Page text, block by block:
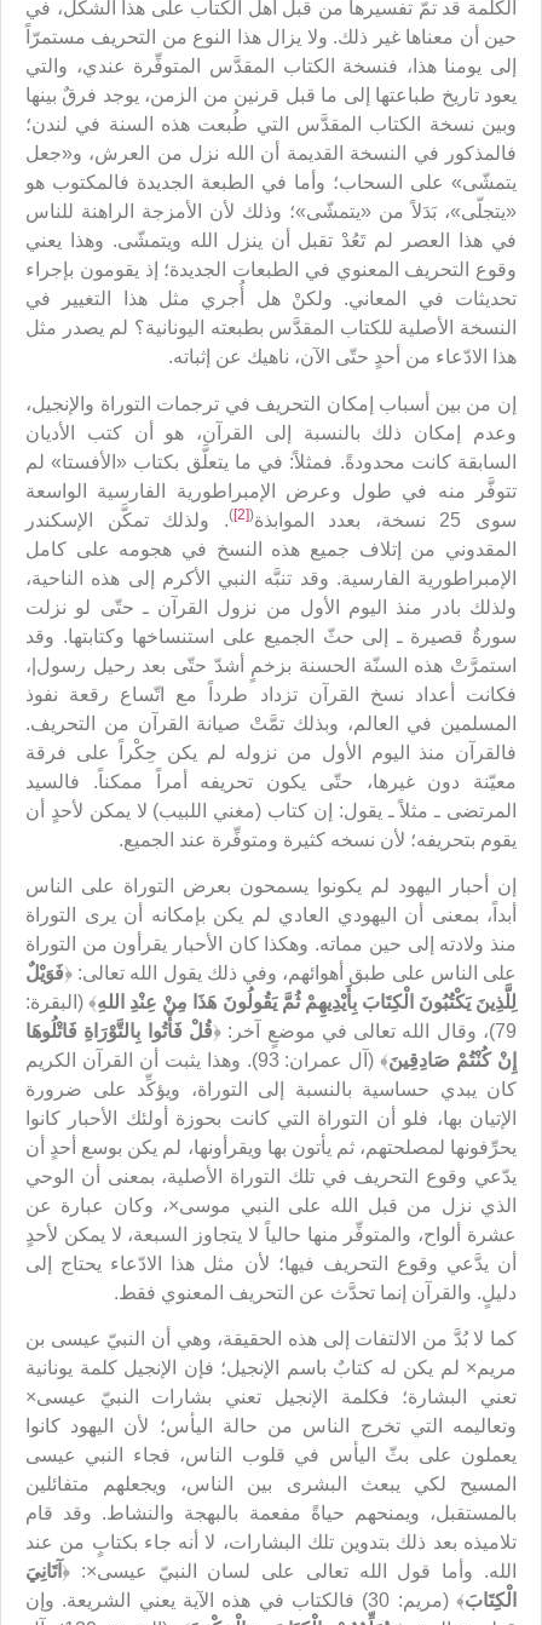
الكلمة قد تمّ تفسيرها من قبل أهل الكتاب على هذا الشكل، في
حين أن معناها غير ذلك. ولا يزال هذا النوع من التحريف مستمرّاً
إلى يومنا هذا، فنسخة الكتاب المقدَّس المتوفِّرة عندي، والتي
يعود تاريخ طباعتها إلى ما قبل قرنين من الزمن، يوجد فرقٌ بينها
وبين نسخة الكتاب المقدَّس التي طُبعت هذه السنة في لندن؛
فالمذكور في النسخة القديمة أن الله نزل من العرش، و«جعل
يتمشّى» على السحاب؛ وأما في الطبعة الجديدة فالمكتوب هو
«يتجلّى»، بَدَلاً من «يتمشّى»؛ وذلك لأن الأمزجة الراهنة للناس
في هذا العصر لم تَعُدْ تقبل أن ينزل الله ويتمشّى. وهذا يعني
وقوع التحريف المعنوي في الطبعات الجديدة؛ إذ يقومون بإجراء
تحديثات في المعاني. ولكنْ هل أُجري مثل هذا التغيير في
النسخة الأصلية للكتاب المقدَّس بطبعته اليونانية؟ لم يصدر مثل
هذا الادّعاء من أحدٍ حتّى الآن، ناهيك عن إثباته.
إن من بين أسباب إمكان التحريف في ترجمات التوراة والإنجيل،
وعدم إمكان ذلك بالنسبة إلى القرآن، هو أن كتب الأديان
السابقة كانت محدودةً. فمثلاً: في ما يتعلَّق بكتاب «الأفستا» لم
تتوفَّر منه في طول وعرض الإمبراطورية الفارسية الواسعة
سوى 25 نسخة، بعدد الموابذة
(
[2]
). ولذلك تمكَّن الإسكندر
المقدوني من إتلاف جميع هذه النسخ في هجومه على كامل
الإمبراطورية الفارسية. وقد تنبَّه النبي الأكرم إلى هذه الناحية،
ولذلك بادر منذ اليوم الأول من نزول القرآن ـ حتّى لو نزلت
سورةٌ قصيرة ـ إلى حثّ الجميع على استنساخها وكتابتها. وقد
استمرَّتْ هذه السنّة الحسنة بزخمٍ أشدّ حتّى بعد رحيل رسول|،
فكانت أعداد نسخ القرآن تزداد طرداً مع اتّساع رقعة نفوذ
المسلمين في العالم، وبذلك تمَّتْ صيانة القرآن من التحريف.
فالقرآن منذ اليوم الأول من نزوله لم يكن حِكْراً على فرقة
معيّنة دون غيرها، حتّى يكون تحريفه أمراً ممكناً. فالسيد
المرتضى ـ مثلاً ـ يقول: إن كتاب (مغني اللبيب) لا يمكن لأحدٍ أن
يقوم بتحريفه؛ لأن نسخه كثيرة ومتوفِّرة عند الجميع.
إن أحبار اليهود لم يكونوا يسمحون بعرض التوراة على الناس
أبداً، بمعنى أن اليهودي العادي لم يكن بإمكانه أن يرى التوراة
منذ ولادته إلى حين مماته. وهكذا كان الأحبار يقرأون من التوراة
على الناس على طبق أهوائهم، وفي ذلك يقول الله تعالى: ﴿فَوَيْلٌ
لِلَّذِينَ يَكْتُبُونَ الْكِتَابَ بِأَيْدِيهِمْ ثُمَّ يَقُولُونَ هَذَا مِنْ عِنْدِ اللهِ﴾ (البقرة:
79)، وقال الله تعالى في موضعٍ آخر: ﴿
قُلْ فَأْتُوا بِالتَّوْرَاةِ فَاتْلُوهَا
إِنْ كُنْتُمْ صَادِقِينَ
﴾ (آل عمران: 93). وهذا يثبت أن القرآن الكريم
كان يبدي حساسية بالنسبة إلى التوراة، ويؤكِّد على ضرورة
الإتيان بها، فلو أن التوراة التي كانت بحوزة أولئك الأحبار كانوا
يحرِّفونها لمصلحتهم، ثم يأتون بها ويقرأونها، لم يكن بوسع أحدٍ أن
يدّعي وقوع التحريف في تلك التوراة الأصلية، بمعنى أن الوحي
الذي نزل من قبل الله على النبي موسى×، وكان عبارة عن
عشرة ألواح، والمتوفِّر منها حالياً لا يتجاوز السبعة، لا يمكن لأحدٍ
أن يدَّعي وقوع التحريف فيها؛ لأن مثل هذا الادّعاء يحتاج إلى
دليلٍ. والقرآن إنما تحدَّث عن التحريف المعنوي فقط.
كما لا بُدَّ من الالتفات إلى هذه الحقيقة، وهي أن النبيّ عيسى بن
مريم× لم يكن له كتابٌ باسم الإنجيل؛ فإن الإنجيل كلمة يونانية
تعني البشارة؛ فكلمة الإنجيل تعني بشارات النبيّ عيسى×
وتعاليمه التي تخرج الناس من حالة اليأس؛ لأن اليهود كانوا
يعملون على بثّ اليأس في قلوب الناس، فجاء النبي عيسى
المسيح لكي يبعث البشرى بين الناس، ويجعلهم متفائلين
بالمستقبل، ويمنحهم حياةً مفعمة بالبهجة والنشاط. وقد قام
تلاميذه بعد ذلك بتدوين تلك البشارات، لا أنه جاء بكتابٍ من عند
الله. وأما قول الله تعالى على لسان النبيّ عيسى×: ﴿آتَانِيَ
الْكِتَابَ
﴾ (مريم: 30) فالكتاب في هذه الآية يعني الشريعة. وإن